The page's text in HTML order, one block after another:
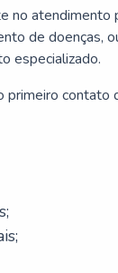
no atendimento
de doenças,
especializado.
contato